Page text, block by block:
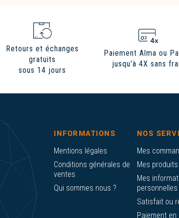
Retours et échanges
gratuits
sous 14 jours
Paiement Alma ou
jusqu'à 4X sans
INFORMATIONS
Mentions légales
Conditions générales de
ventes
Qui sommes nous ?
NOS
Mes
Mes
Mes
personnelles
Satisfait ou
Paiement en